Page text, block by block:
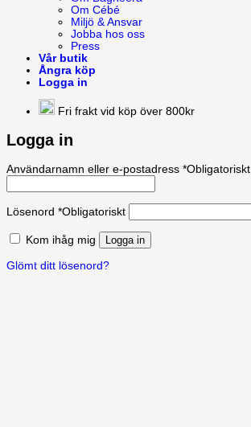
Om Cébé
Miljö & Ansvar
Jobba hos oss
Press
Vår butik
Ångra köp
Logga in
Fri frakt vid köp över 800kr
Logga in
Användarnamn eller e-postadress *Obligatoriskt
Lösenord *Obligatoriskt
Kom ihåg mig Logga in
Glömt ditt lösenord?